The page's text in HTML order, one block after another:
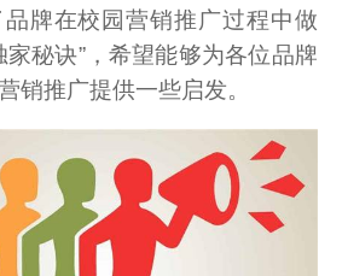
牌在校园营销推广过程中做
家秘诀”，希望能够为各位品牌
销推广提供一些启发。